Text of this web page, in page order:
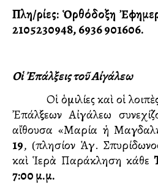
Πλη/ρίες: Ὁρθόδοξη
2105230948, 6936 901606.
Οἱ Ἐπάλξεις τοῦ Αἰγάλεω
Οἱ ὁμιλίες καὶ οἱ
Ἐπάλξεων Αἰγάλεω
αἴθουσα «Μαρία ἡ
19, (πλησίον Ἁγ.
καὶ Ἱερὰ Παράκληση κάθε
7:00 μ.μ.